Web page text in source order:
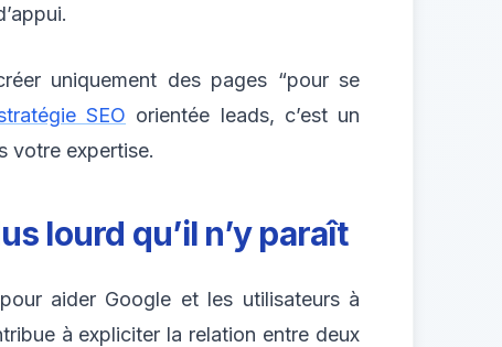
uniquement des pages “pour se
SEO orientée leads, c’est un
votre expertise.
lourd qu’il n’y paraît
aider Google et les utilisateurs à
à expliciter la relation entre deux